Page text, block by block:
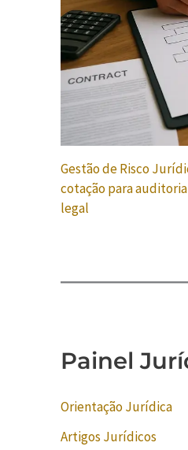
Gestão de Risco
cotação para
legal
Painel
Orientação Jurídica
Artigos Jurídicos